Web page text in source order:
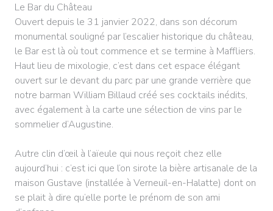
Le Bar du Château
Ouvert depuis le 31 janvier 2022, dans son décorum
monumental souligné par l’escalier historique du château,
le Bar est là où tout commence et se termine à Maffliers.
Haut lieu de mixologie, c’est dans cet espace élégant
ouvert sur le devant du parc par une grande verrière que
notre barman William Billaud créé ses cocktails inédits,
avec également à la carte une sélection de vins par le
sommelier d’Augustine.
Autre clin d’œil à l’aïeule qui nous reçoit chez elle
aujourd’hui : c’est ici que l’on sirote la bière artisanale de la
maison Gustave (installée à Verneuil-en-Halatte) dont on
se plait à dire qu’elle porte le prénom de son ami